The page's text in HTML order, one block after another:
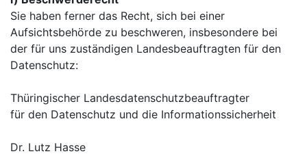
Sie haben ferner das Recht, sich bei einer
Aufsichtsbehörde zu beschweren, insbesondere bei
der für uns zuständigen Landesbeauftragten für den
Datenschutz:
Thüringischer Landesdatenschutzbeauftragter
für den Datenschutz und die Informationssicherheit
Dr. Lutz Hasse